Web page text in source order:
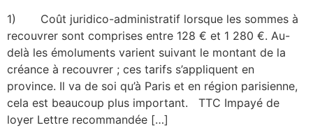
1) Coût juridico-administratif lorsque les sommes à
recouvrer sont comprises entre 128 € et 1 280 €. Au-
delà les émoluments varient suivant le montant de la
créance à recouvrer ; ces tarifs s’appliquent en
province. Il va de soi qu’à Paris et en région parisienne,
cela est beaucoup plus important. TTC Impayé de
loyer Lettre recommandée […]